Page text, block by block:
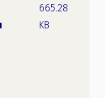
665.28
KB